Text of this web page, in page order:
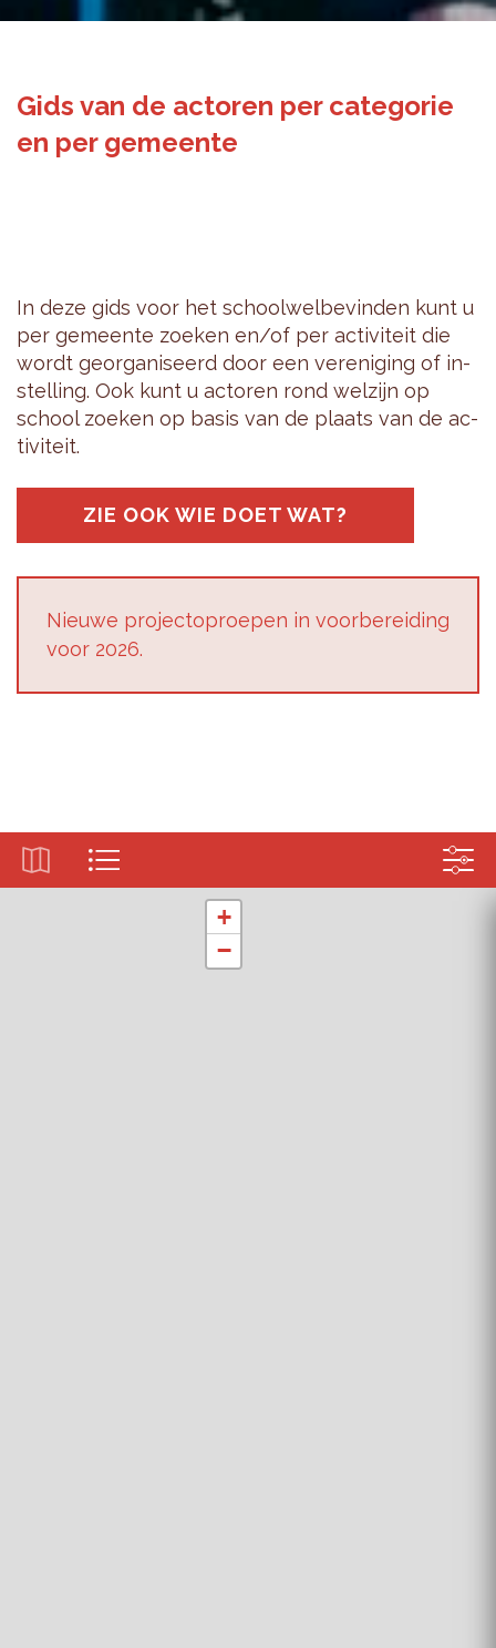
Gids van de actoren per categorie
en per gemeente
In deze gids voor het school­wel­be­vin­den kunt u
per ge­meen­te zoe­ken en/of per ac­ti­vi­teit die
wordt ge­or­ga­ni­seerd door een ver­e­ni­ging of in­
stel­ling. Ook kunt u ac­to­ren rond wel­zijn op
school zoe­ken op basis van de plaats van de ac­
ti­vi­teit.
ZIE OOK WIE DOET WAT?
Nieu­we pro­jec­top­roe­pen in voor­be­rei­ding
voor 2026.
+
−